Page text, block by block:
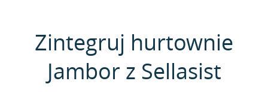
Zintegruj hurtownie
Jambor z Sellasist